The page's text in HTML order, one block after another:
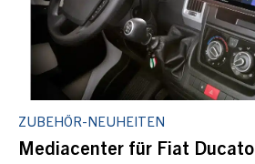
ZUBEHÖR-NEUHEITEN
Mediacenter für Fiat Ducato